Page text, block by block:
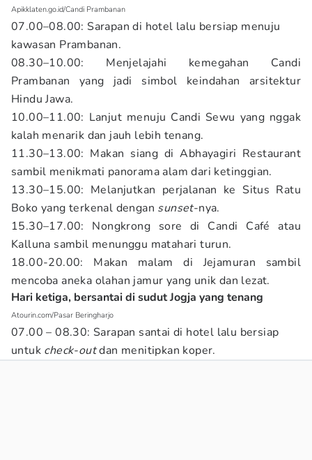
Apikklaten.go.id/Candi Prambanan
07.00–08.00: Sarapan di hotel lalu bersiap menuju
kawasan Prambanan.
08.30–10.00: Menjelajahi kemegahan Candi
Prambanan yang jadi simbol keindahan arsitektur
Hindu Jawa.
10.00–11.00: Lanjut menuju Candi Sewu yang nggak
kalah menarik dan jauh lebih tenang.
11.30–13.00: Makan siang di Abhayagiri Restaurant
sambil menikmati panorama alam dari ketinggian.
13.30–15.00: Melanjutkan perjalanan ke Situs Ratu
Boko yang terkenal dengan sunset-nya.
15.30–17.00: Nongkrong sore di Candi Café atau
Kalluna sambil menunggu matahari turun.
18.00-20.00: Makan malam di Jejamuran sambil
mencoba aneka olahan jamur yang unik dan lezat.
Hari ketiga, bersantai di sudut Jogja yang tenang
Atourin.com/Pasar Beringharjo
07.00 – 08.30: Sarapan santai di hotel lalu bersiap
untuk check-outdan menitipkan koper.